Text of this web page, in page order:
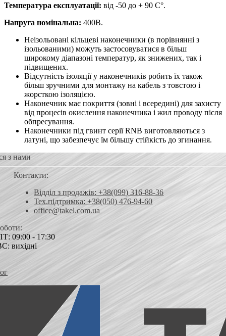
Температура експлуатації: від -50 до + 90 С°.
Напруга номінальна: 400В.
Неізольовані кільцеві наконечники (в порівнянні з
ізольованими) можуть застосовуватися в більш
широкому діапазоні температур, як знижених, так і
підвищених.
Відсутність ізоляції у наконечників робить їх також
більш зручними для монтажу на кабель з товстою і
жорсткою ізоляцією.
Наконечник має покриття (зовні і всередині) для захисту
від процесів окислення наконечника і жил проводу після
обпресування.
Наконечники під гвинт серії RNB виготовляються з
латуні, що забезпечує їм більшу стійкість до згинання.
з нами
Контакти:
Відділ з продажів: +38(099) 316-88-36
Тех.підтримка: +38(050) 476-94-60
office@takel.com.ua
09:00 - 17:30
вихідні